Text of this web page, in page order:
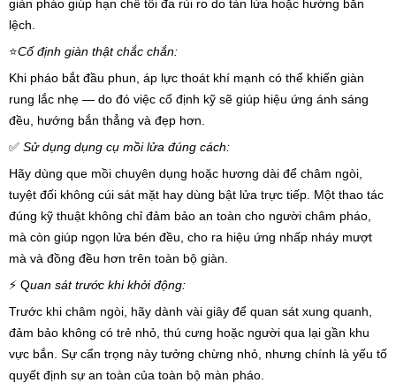
giàn pháo giúp hạn chế tối đa rủi ro do tàn lửa hoặc hướng bắn
lệch.
⭐️Cố định giàn thật chắc chắn:
Khi pháo bắt đầu phun, áp lực thoát khí mạnh có thể khiến giàn
rung lắc nhẹ — do đó việc cố định kỹ sẽ giúp hiệu ứng ánh sáng
đều, hướng bắn thẳng và đẹp hơn.
✅ Sử dụng dụng cụ mồi lửa đúng cách:
Hãy dùng que mồi chuyên dụng hoặc hương dài để châm ngòi,
tuyệt đối không cúi sát mặt hay dùng bật lửa trực tiếp. Một thao tác
đúng kỹ thuật không chỉ đảm bảo an toàn cho người châm pháo,
mà còn giúp ngọn lửa bén đều, cho ra hiệu ứng nhấp nháy mượt
mà và đồng đều hơn trên toàn bộ giàn.
⚡ Quan sát trước khi khởi động:
Trước khi châm ngòi, hãy dành vài giây để quan sát xung quanh,
đảm bảo không có trẻ nhỏ, thú cưng hoặc người qua lại gần khu
vực bắn. Sự cẩn trọng này tưởng chừng nhỏ, nhưng chính là yếu tố
quyết định sự an toàn của toàn bộ màn pháo.